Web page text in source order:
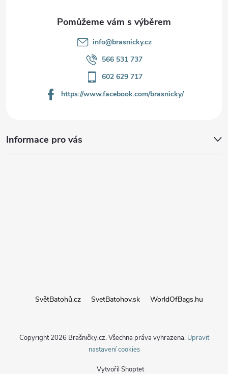
info@brasnicky.cz
566 531 737
602 629 717
https://www.facebook.com/brasnicky/
Informace pro vás
SvětBatohů.cz SvetBatohov.sk WorldOfBags.hu
Vytvořil Shoptet
Copyright 2026 Brašničky.cz. Všechna práva vyhrazena. Upravit
nastavení cookies